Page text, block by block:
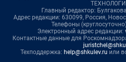
Главный редактор:
Адрес редакции: 630099, Россия,
Телефоны
Электронный адрес редакции:
Контактные данные для
Техподдержка: help@shkulev.ru или